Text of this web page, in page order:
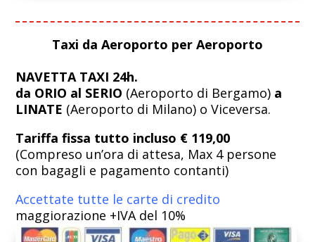
Taxi da Aeroporto per Aeroporto
NAVETTA TAXI 24h.
da ORIO al SERIO (Aeroporto di Bergamo) a
LINATE (Aeroporto di Milano) o Viceversa.
Tariffa fissa tutto incluso € 119,00
(Compreso un’ora di attesa, Max 4 persone
con bagagli e pagamento contanti)
Accettate tutte le carte di credito
maggiorazione +IVA del 10%